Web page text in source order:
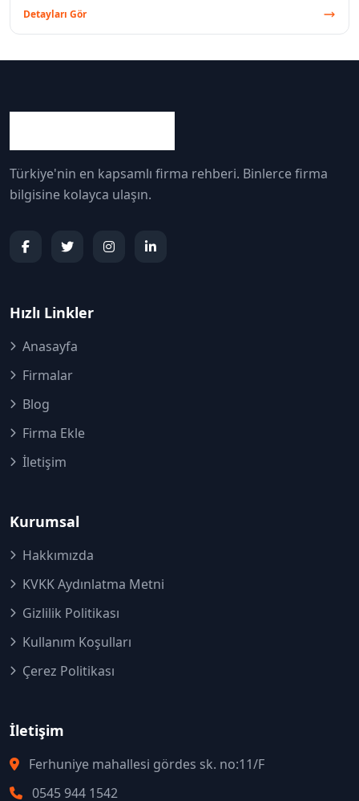
Detayları Gör
Türkiye'nin en kapsamlı firma rehberi. Binlerce firma
bilgisine kolayca ulaşın.
Hızlı Linkler
Anasayfa
Firmalar
Blog
Firma Ekle
İletişim
Kurumsal
Hakkımızda
KVKK Aydınlatma Metni
Gizlilik Politikası
Kullanım Koşulları
Çerez Politikası
İletişim
Ferhuniye mahallesi gördes sk. no:11/F
0545 944 1542